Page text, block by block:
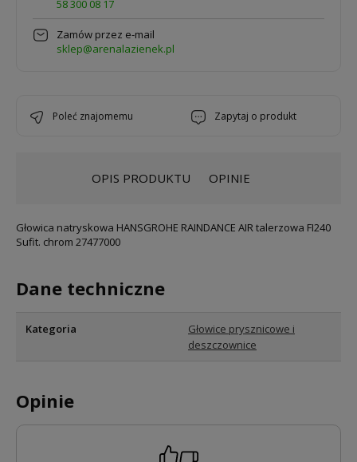
58 300 08 17
Zamów przez e-mail
sklep@arenalazienek.pl
poleć znajomemu zapytaj o produkt
OPIS PRODUKTU OPINIE
Głowica natryskowa HANSGROHE RAINDANCE AIR talerzowa FI240
Sufit. chrom 27477000
Dane techniczne
Kategoria
Głowice prysznicowe i
deszczownice
Opinie